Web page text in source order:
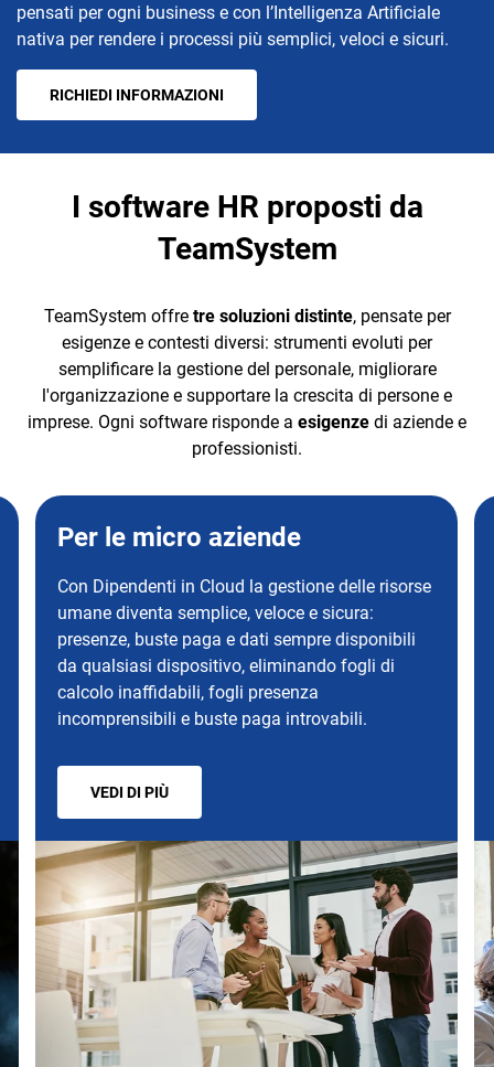
CRM
Email Marketing
Financial Solutions
TeamSystem Corporate
TeamSystem Store
pensati per ogni business e con l’Intelligenza Artificiale
nativa per rendere i processi più semplici, veloci e sicuri.
RICHIEDI INFORMAZIONI
I software HR proposti da
TeamSystem
TeamSystem offre tre soluzioni distinte, pensate per
esigenze e contesti diversi: strumenti evoluti per
semplificare la gestione del personale, migliorare
l'organizzazione e supportare la crescita di persone e
imprese. Ogni software risponde a esigenze di aziende e
professionisti.
Per le micro aziende
Con Dipendenti in Cloud la gestione delle risorse
umane diventa semplice, veloce e sicura:
presenze, buste paga e dati sempre disponibili
da qualsiasi dispositivo, eliminando fogli di
calcolo inaffidabili, fogli presenza
incomprensibili e buste paga introvabili.
VEDI DI PIÙ